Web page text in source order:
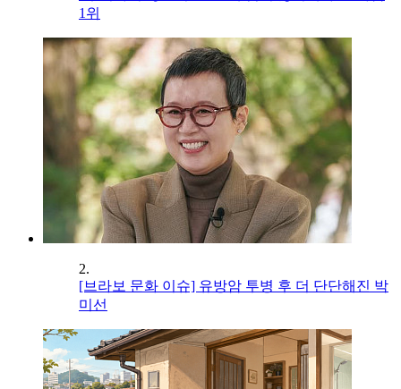
1위
2.
[브라보 문화 이슈] 유방암 투병 후 더 단단해진 박
미선